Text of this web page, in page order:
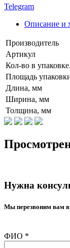
Telegram
Описание и
Производитель
Артикул
Кол-во в
Площадь
Длина, мм
Ширина, мм
Толщина, мм
Нужна
Мы перезвоним вам в
ФИО *